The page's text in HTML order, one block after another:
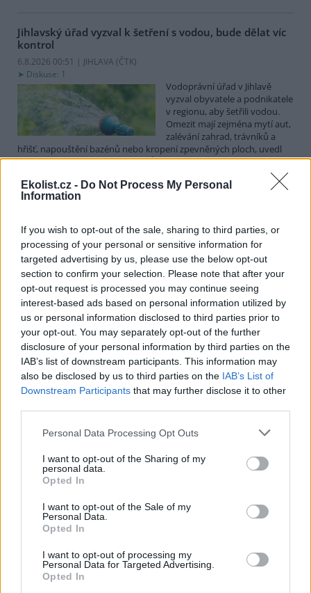
Ekolist.cz - Do Not Process My Personal
Information
If you wish to opt-out of the sale, sharing to third parties, or
processing of your personal or sensitive information for
targeted advertising by us, please use the below opt-out
section to confirm your selection. Please note that after your
opt-out request is processed you may continue seeing
interest-based ads based on personal information utilized by
us or personal information disclosed to third parties prior to
your opt-out. You may separately opt-out of the further
disclosure of your personal information by third parties on the
IAB’s list of downstream participants. This information may
also be disclosed by us to third parties on the IAB’s List of
Downstream Participants that may further disclose it to other
Personal Data Processing Opt Outs
I want to opt-out of the Sharing of my
personal data.
Opted In
I want to opt-out of the Sale of my
Personal Data.
Opted In
I want to opt-out of processing my
Personal Data for Targeted Advertising.
Opted In
Jihlavský úřad vyzval k šetření s vodou, bude dělat víc
kontrol
6.8.2026 00:51 | JIHLAVA (ČTK)
Diskuse: 1
Vodoprávní úřad v Jihlavě
vyzval obyvatele a podnikatele
v regionu, aby šetřili vodou.
Omezit mají zejména mytí aut,
zalévání zahrad, trávníků a
hřišť, napouštění bazénů nebo kropení zpevněných ploch, uvedl
mluvčí radnice Radovan Daněk. Úřad podle něj bude víc
kontrolovat povolené odběry. Výzva k šetření vodou platí pro
všechny obce spadající pod Jihlavu jako obec s rozšířenou
působností.
Celníci odhalili gang překupníků papoušků, zajistili
stovku ptáků
5.8.2026 20:13 ( ČTK
Celníci odhalili gang
překupníků chráněných druhů
papoušků působící v několika
krajích a zajistili asi stovku
ptáků. S odchytem a
zajištěním zvířat celníkům pomohly zoo v Praze, Zlíně a Ostravě. V
ostravské zahradě také papoušci nalezli dočasné útočiště. V
tiskové zprávě nawebucelníků to oznámila mluvčí Celní správy ČR
Martina Kaňková. Případem se zabývá policie.
pronásledovali velrybáře
Islandské úřady nařídily
vyhoštění 21 aktivistů
pobřežní stráž s policií zabavily
jejich loď, která pronásledovala velrybářské plavidlo. Pasažéři lodi
patřící nadaci kanadsko-amerického ekologického aktivisty Paula
Watsona jsou od té doby zadržováni v Reykjavíku. Sám Watson na
palubě nebyl. Píše o tom agentura AFP s odvoláním na islandskou
policii.